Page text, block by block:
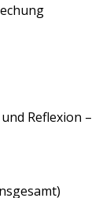
Reflexion –